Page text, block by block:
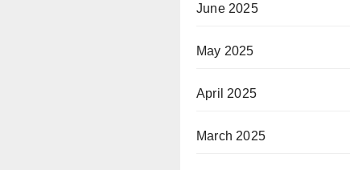
June 2025
May 2025
April 2025
March 2025